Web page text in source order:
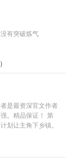
有突破炼气
是最资深官文作者
。精品保证！ 第
划让主角下乡镇。
恩仇，自然也有个
绿帽文，坚决不送